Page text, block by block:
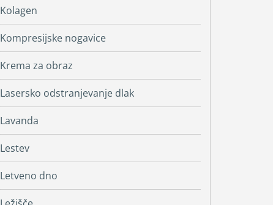
Kolagen
Kompresijske nogavice
Krema za obraz
Lasersko odstranjevanje dlak
Lavanda
Lestev
Letveno dno